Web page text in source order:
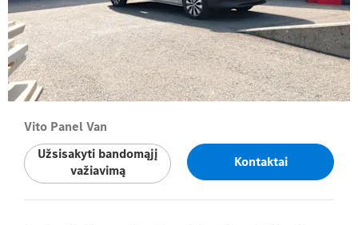
Vito Panel Van
Užsisakyti bandomąjį
važiavimą
Kontaktai